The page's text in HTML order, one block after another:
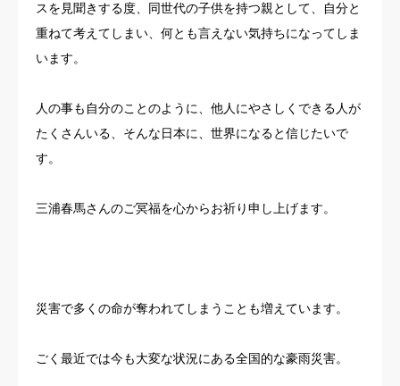
スを見聞きする度、同世代の子供を持つ親として、自分と
重ねて考えてしまい、何とも言えない気持ちになってしま
います。
人の事も自分のことのように、他人にやさしくできる人が
たくさんいる、そんな日本に、世界になると信じたいで
す。
三浦春馬さんのご冥福を心からお祈り申し上げます。
災害で多くの命が奪われてしまうことも増えています。
ごく最近では今も大変な状況にある全国的な豪雨災害。